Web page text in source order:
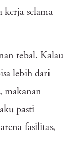
selama
tebal. Kalau
lebih dari
makanan
pasti
fasilitas,